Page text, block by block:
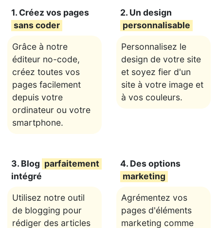
1. Créez vos pages
sans coder
Grâce à notre
éditeur no-code,
créez toutes vos
pages facilement
depuis votre
ordinateur ou votre
smartphone.
2. Un design
personnalisable
Personnalisez le
design de votre site
et soyez fier d'un
site à votre image et
à vos couleurs.
3. Blog parfaitement
intégré
Utilisez notre outil
de blogging pour
rédiger des articles
4. Des options
marketing
Agrémentez vos
pages d'éléments
marketing comme